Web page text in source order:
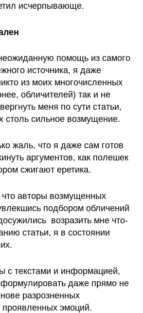
исчерпывающе.
помощь из самого
источника, я даже
из моих многочисленных
обличителей) так и не
меня по сути статьи,
столь сильное возмущение.
жаль, что я даже сам готов
аргументов, как полешек
сжигают еретика.
авторы возмущенных
подбором обличений
возразить мне что-
статьи, я в состоянии
с текстами и информацией,
даже прямо не
разрозненных
эмоций.